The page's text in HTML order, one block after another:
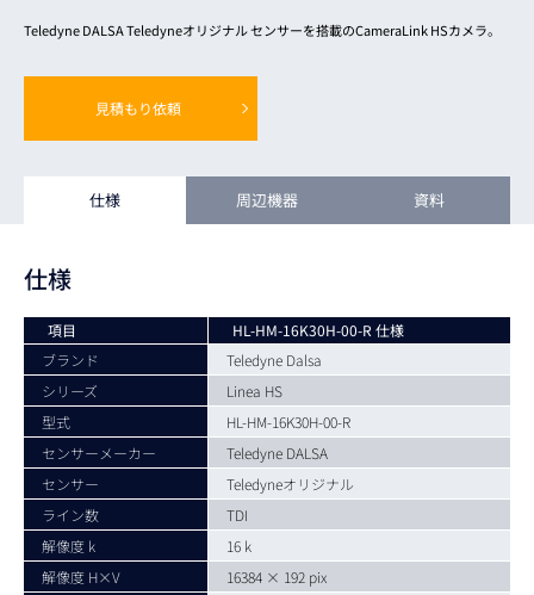
Teledyne DALSA Teledyneオリジナル センサーを搭載のCameraLink HSカメラ。
見積もり依頼
仕様 周辺機器 資料
仕様
項目
HL-HM-16K30H-00-R 仕様
ブランド
Teledyne Dalsa
シリーズ
Linea HS
型式
HL-HM-16K30H-00-R
センサーメーカー
Teledyne DALSA
センサー
Teledyneオリジナル
ライン数
TDI
解像度 k
16 k
解像度 H×V
16384 × 192 pix